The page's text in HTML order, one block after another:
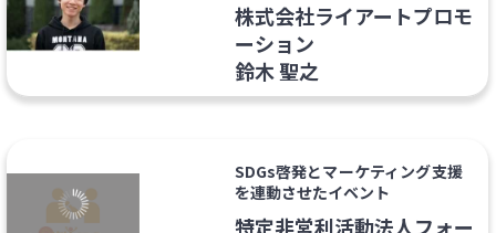
株式会社ライアートプロモ
ーション
鈴木 聖之
SDGs啓発とマーケティング支援
を連動させたイベント
特定非営利活動法人フォー